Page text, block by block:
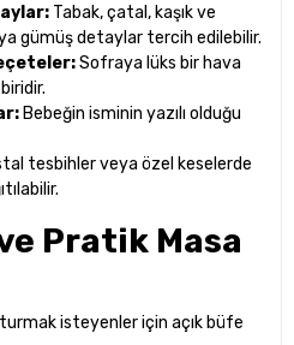
Tabak, çatal, kaşık ve
gümüş detaylar tercih edilebilir.
Sofraya lüks bir hava
Bebeğin isminin yazılı olduğu
tesbihler veya özel keselerde
Pratik Masa
isteyenler için açık büfe